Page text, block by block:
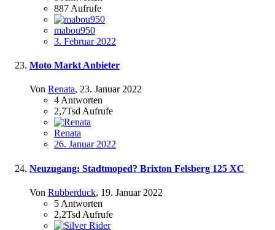
887 Aufrufe
mabou950
3. Februar 2022
Moto Markt Anbieter
Von Renata, 23. Januar 2022
4Antworten
2,7TsdAufrufe
Renata
26. Januar 2022
Neuzugang: Stadtmoped? Brixton Felsberg 125 XC
Von Rubberduck, 19. Januar 2022
5 Antworten
2,2Tsd Aufrufe